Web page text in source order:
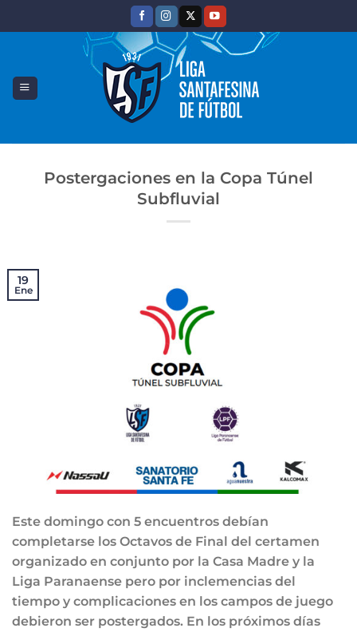
Postergaciones en la Copa Túnel
Subfluvial
19
Ene
Este domingo con 5 encuentros debían
completarse los Octavos de Final del certamen
organizado en conjunto por la Casa Madre y la
Liga Paranaense pero por inclemencias del
tiempo y complicaciones en los campos de juego
debieron ser postergados. En los próximos días